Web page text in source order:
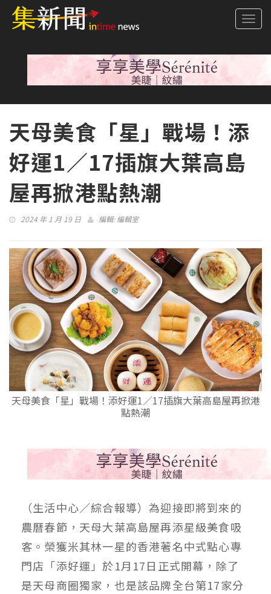
天母美食「星」戰場！添
好運1／17插旗大葉高島
屋再掀港點熱潮
2024 年 1 月 19 日 編輯:編輯室
天母美食「星」戰場！添好運1／17插旗大葉高島屋再掀港
點熱潮
（生活中心／綜合報導）為迎接即將到來的
農曆春節，天母大葉高島屋再添星級美食吸
客。榮獲米其林一星的香港著名中式點心專
門店「添好運」於1月17日正式開幕，除了
是天母商圈獨家，也是該品牌全台第17家分